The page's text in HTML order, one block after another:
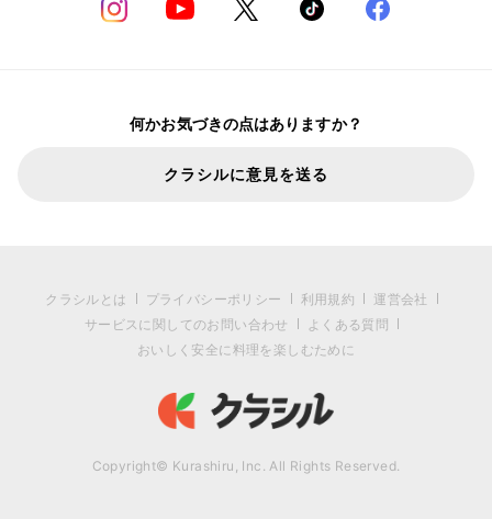
何かお気づきの点はありますか？
クラシルに意見を送る
クラシルとは プライバシーポリシー 利用規約
運営会社
サービスに関してのお問い合わせ
よくある質問
おいしく安全に料理を楽しむために
Copyright© Kurashiru, Inc. All Rights Reserved.